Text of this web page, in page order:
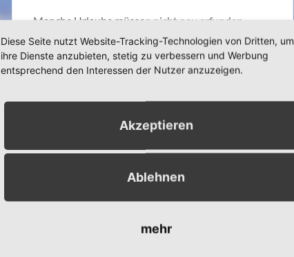
Manche Urlaube müssen nicht neu erfunden
werden. Es gibt Orte, an die fährt man nicht, weil
man dort noch möglichst viel entdecken muss,
sondern weil man weiß, dass es einem dort gut
Weiterlesen
Diese Seite nutzt Website-Tracking-Technologien von Dritten, um
ihre Dienste anzubieten, stetig zu verbessern und Werbung
entsprechend den Interessen der Nutzer anzuzeigen.
Akzeptieren
Ablehnen
mehr